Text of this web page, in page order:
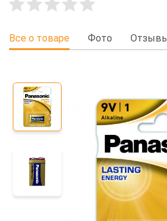
Все о товаре Фото